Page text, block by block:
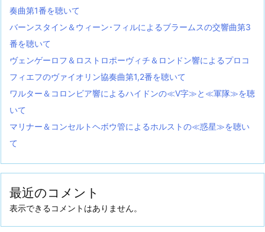
奏曲第1番を聴いて
バーンスタイン＆ウィーン･フィルによるブラームスの交響曲第3
番を聴いて
ヴェンゲーロフ＆ロストロポーヴィチ＆ロンドン響によるプロコ
フィエフのヴァイオリン協奏曲第1,2番を聴いて
ワルター＆コロンビア響によるハイドンの≪V字≫と≪軍隊≫を聴
いて
マリナー＆コンセルトヘボウ管によるホルストの≪惑星≫を聴い
て
最近のコメント
表示できるコメントはありません。